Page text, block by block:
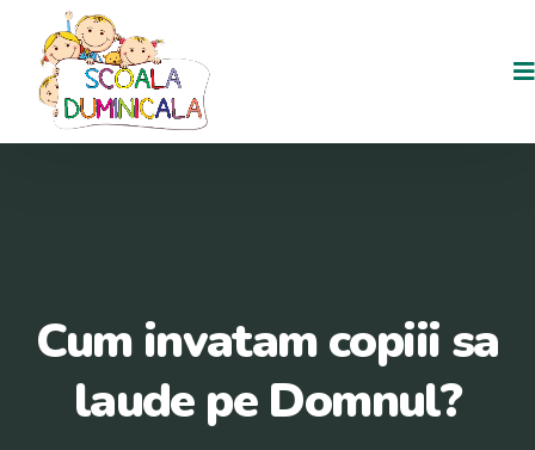
Cum invatam copiii sa
laude pe Domnul?